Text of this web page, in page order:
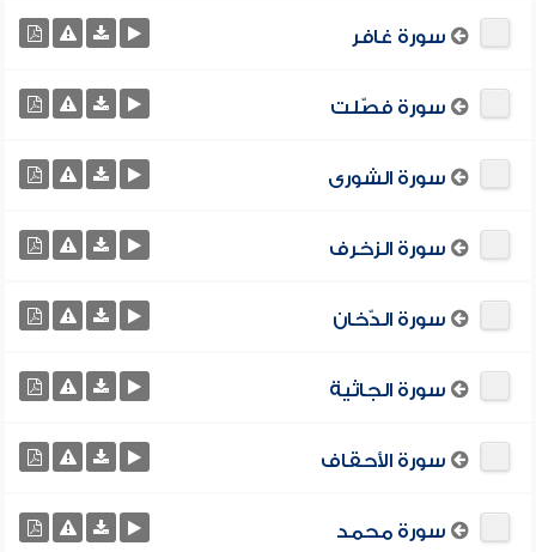
سورة غافر
سورة فصّلت
سورة الشورى
سورة الزخرف
سورة الدّخان
سورة الجاثية
سورة الأحقاف
سورة محمد